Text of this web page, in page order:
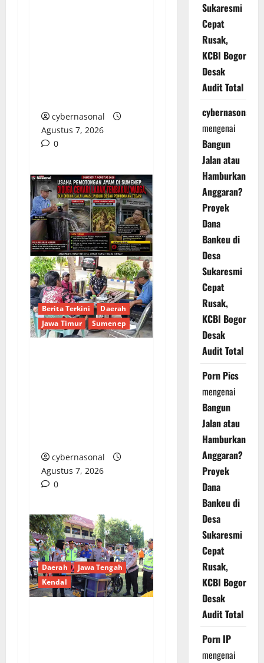
cybernasonal
Agustus 7, 2026
0
Berita Terkini
Daerah
Jawa Timur
Sumenep
cybernasonal
Agustus 7, 2026
0
Daerah
Jawa Tengah
Kendal
Sukaresmi
Cepat
Rusak,
KCBI Bogor
Desak
Audit Total
cybernasonal
mengenai
Bangun
Jalan atau
Hamburkan
Anggaran?
Proyek
Dana
Bankeu di
Desa
Sukaresmi
Cepat
Rusak,
KCBI Bogor
Desak
Audit Total
Porn Pics
mengenai
Bangun
Jalan atau
Hamburkan
Anggaran?
Proyek
Dana
Bankeu di
Desa
Sukaresmi
Cepat
Rusak,
KCBI Bogor
Desak
Audit Total
Porn IP
mengenai